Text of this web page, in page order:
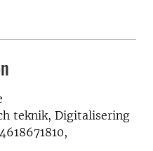
teknik, Digitalisering